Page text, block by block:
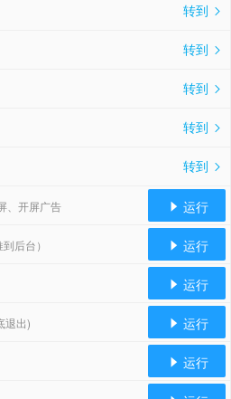
转到 
转到 
转到 
转到 
转到 
、开屏广告  运行
后台）  运行
 运行
退出)  运行
 运行